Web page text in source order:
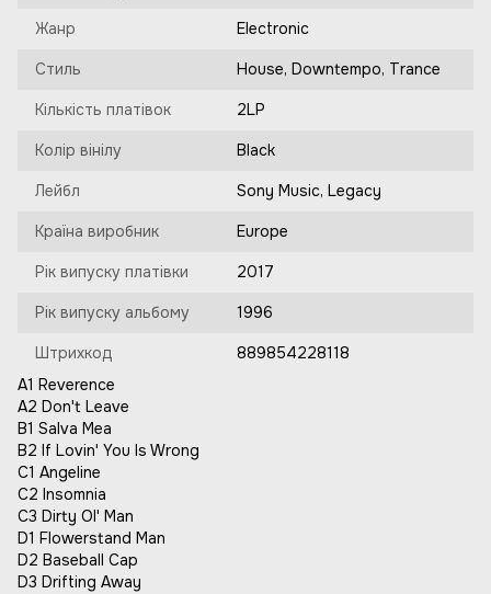
Жанр Electronic
Стиль House, Downtempo, Trance
Кількість платівок 2LP
Колір вінілу Black
Лейбл Sony Music, Legacy
Країна виробник Europe
Рік випуску платівки 2017
Рік випуску альбому 1996
Штрихкод
889854228118
A1 Reverence
A2 Don't Leave
B1 Salva Mea
B2 If Lovin' You Is Wrong
C1 Angeline
C2 Insomnia
C3 Dirty Ol' Man
D1 Flowerstand Man
D2 Baseball Cap
D3 Drifting Away